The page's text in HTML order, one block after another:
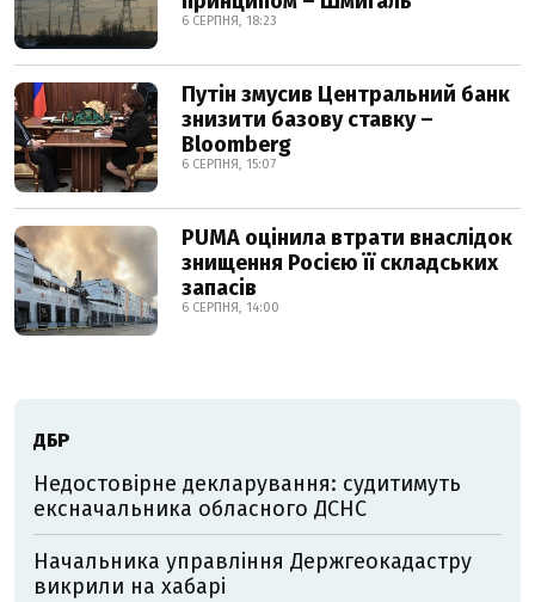
6 СЕРПНЯ, 18:23
Путін змусив Центральний банк
знизити базову ставку –
Bloomberg
6 СЕРПНЯ, 15:07
PUMA оцінила втрати внаслідок
знищення Росією її складських
запасів
6 СЕРПНЯ, 14:00
ДБР
Недостовірне декларування: судитимуть
ексначальника обласного ДСНС
Начальника управління Держгеокадастру
викрили на хабарі